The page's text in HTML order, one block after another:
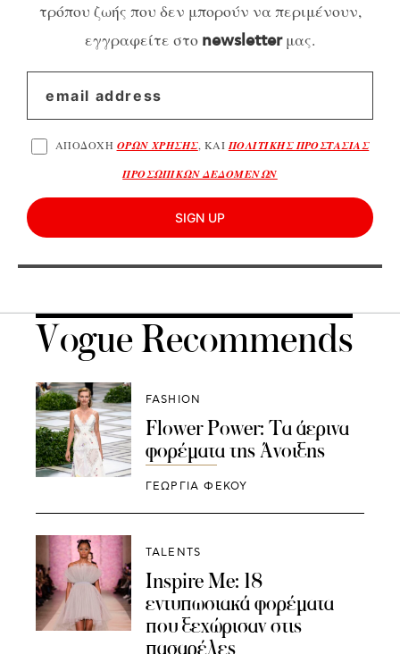
τρόπου ζωής που δεν μπορούν να περιμένουν,
εγγραφείτε στο newsletterμας.
ΑΠΟΔΟΧΗ ΟΡΩΝ ΧΡΗΣΗΣ, ΚΑΙ ΠΟΛΙΤΙΚΗΣ ΠΡΟΣΤΑΣΙΑΣ
ΠΡΟΣΩΠΙΚΩΝ ΔΕΔΟΜΕΝΩΝ
SIGN UP
Vogue Recommends
FASHION
Flower Power: Τα άερινα
φορέματα της Άνοιξης
ΓΕΩΡΓΙΑ ΦΕΚΟΥ
TALENTS
Inspire Me: 18
εντυπωσιακά φορέματα
που ξεχώρισαν στις
πασαρέλες